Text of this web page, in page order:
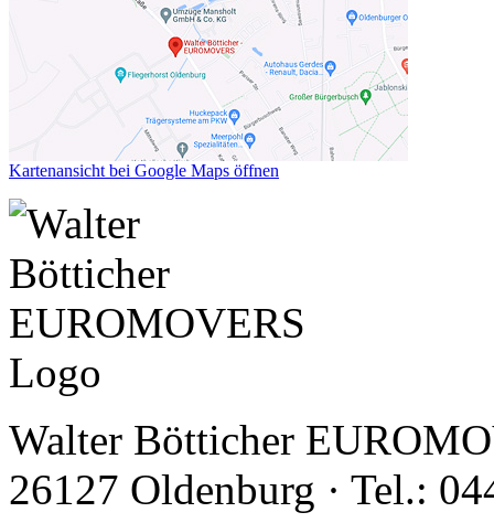
Kartenansicht bei Google Maps öffnen
Walter Bötticher
26127 Oldenburg · Tel.: